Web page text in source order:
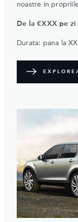
noastre in
De la €XXX pe zi
Durata: pana la